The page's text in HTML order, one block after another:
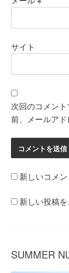
サイト
次回のコメン
前、メールアド
新しいコメ
新しい投稿
SUMMER